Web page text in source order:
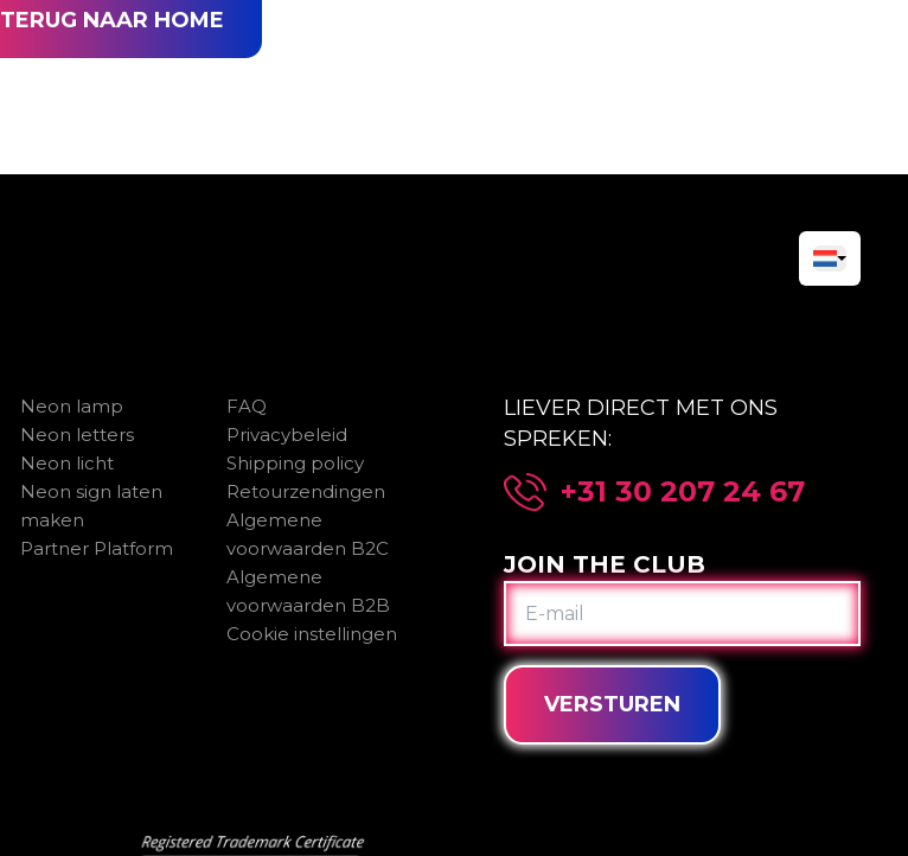
TERUG NAAR HOME
Neon lamp
Neon letters
Neon licht
Neon sign laten
maken
Partner Platform
FAQ
Privacybeleid
Shipping policy
Retourzendingen
Algemene
voorwaarden B2C
Algemene
voorwaarden B2B
Cookie instellingen
LIEVER DIRECT MET ONS
SPREKEN:
+31 30 207 24 67
JOIN THE CLUB
E-
MAIL
VERSTUREN